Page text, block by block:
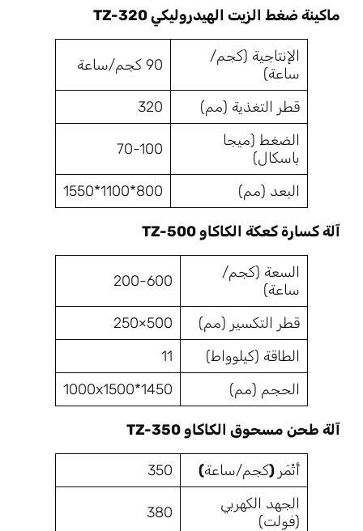
ماكينة ضغط الزيت الهيدروليكي TZ-320
الإنتاجية (كجم/
ساعة)
90 كجم/ساعة
قطر التغذية (مم)
320
الضغط (ميجا
باسكال)
70-100
البعد (مم) 800*1100*1550
آلة كسارة كعكة الكاكاو TZ-500
السعة (كجم/
ساعة)
200-600
قطر التكسير (مم)
500×250
الطاقة (كيلوواط)
11
الحجم (مم)
1450*1000x1500
آلة طحن مسحوق الكاكاو TZ-350
أَثْمَر (كجم/ساعة)
350
الجهد الكهربي
(فولت)
380